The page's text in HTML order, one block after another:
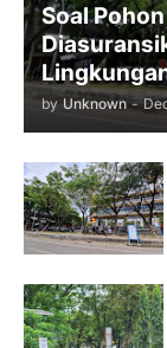
Soal
by Unknown -